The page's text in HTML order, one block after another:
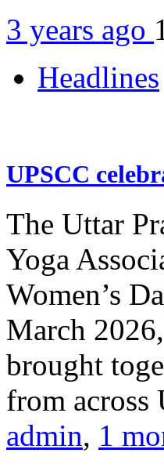
3 years ago
Headlines
UPSCC
The Uttar
Yoga
Women’s
March
brought
from across
admin, 1